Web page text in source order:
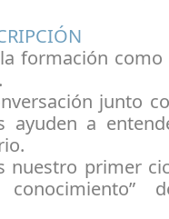
formación
junto
ayuden a
nuestro primer
conocimiento”